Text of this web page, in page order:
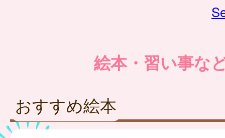
絵本・習い事な
おすすめ絵本